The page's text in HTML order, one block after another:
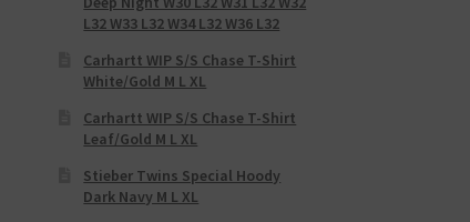
L32 W33 L32 W34 L32 W36 L32
Carhartt WIP S/S Chase T-Shirt
White/Gold M L XL
Carhartt WIP S/S Chase T-Shirt
Leaf/Gold M L XL
Stieber Twins Special Hoody
Dark Navy M L XL